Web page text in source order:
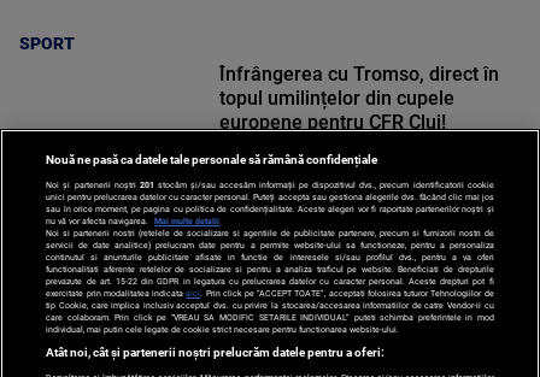
SPORT
SPORT
Înfrângerea cu Tromso, direct în
topul umilințelor din cupele
europene pentru CFR Cluj!
Nouă ne pasă ca datele tale personale să rămână confidențiale
Noi și partenerii noștri 201 stocăm și/sau accesăm informații pe dispozitivul dvs., precum identificatorii cookie
unici pentru prelucrarea datelor cu caracter personal. Puteți accepta sau gestiona alegerile dvs. făcând clic mai jos
sau în orice moment, pe pagina cu politica de confidențialitate. Aceste alegeri vor fi raportate partenerilor noștri și
nu vă vor afecta navigarea.
Mai multe detalii
Noi si partenerii nostri (retelele de socializare si agentiile de publicitate partenere, precum si furnizorii nostri de
servicii de date analitice) prelucram date pentru a permite website-ului sa functioneze, pentru a personaliza
continutul si anunturile publicitare afisate in functie de interesele si/sau profilul dvs., pentru a va oferi
functionalitati aferente retelelor de socializare si pentru a analiza traficul pe website. Beneficiati de drepturile
prevazute de art. 15-22 din GDPR in legatura cu prelucrarea datelor cu caracter personal. Aceste drepturi pot fi
exercitate prin modalitatea indicataaici . Prin click pe “ACCEPT TOATE”, acceptati folosirea tuturor Tehnologiilor de
tip Cookie, care implica inclusiv acceptul dvs. cu privire la stocarea/accesarea informatiilor de catre Vendor-ii cu
care colaboram. Prin click pe “VREAU SA MODIFIC SETARILE INDIVIDUAL” puteti schimba preferintele in mod
individual, mai putin cele legate de cookie strict necesare pentru functionarea website-ului.
Atât noi, cât și partenerii noștri prelucrăm datele pentru a oferi: